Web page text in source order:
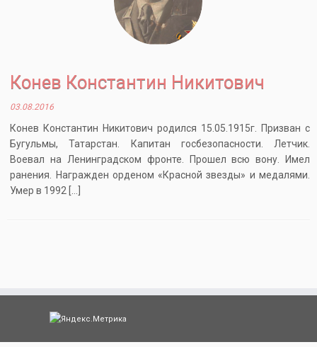
Конев Константин Никитович
03.08.2016
Конев Константин Никитович родился 15.05.1915г. Призван с
Бугульмы, Татарстан. Капитан госбезопасности. Летчик.
Воевал на Ленинградском фронте. Прошел всю вону. Имел
ранения. Награжден орденом «Красной звезды» и медалями.
Умер в 1992 […]